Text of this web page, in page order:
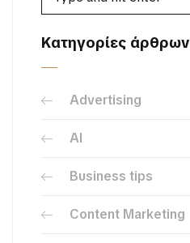
Κατηγορίες άρθρων
Advertising
AI
Business tips
Content Marketing